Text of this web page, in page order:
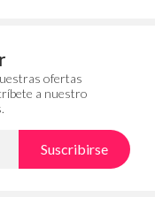
ofertas
a nuestro
Suscribirse